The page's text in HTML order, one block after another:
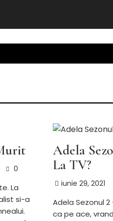
0
La
si-a
Adela
La TV?
iunie 29, 2021
Adela Sezonul
ca pe ace,